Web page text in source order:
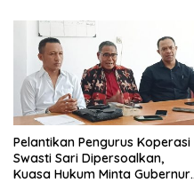
Pelantikan Pengurus Koperasi
Swasti Sari Dipersoalkan,
Kuasa Hukum Minta Gubernur